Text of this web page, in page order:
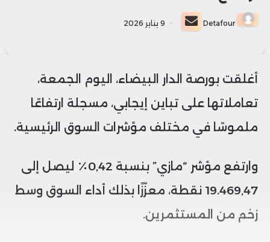
Detafour
أرسل
بريدا
9 يناير 2026
أغلقت بورصة الدار البيضاء، اليوم الجمعة،
تعاملاتها على تباين إيجابي، مسجلة ارتفاعًا
ملموسًا في مختلف مؤشرات السوق الرئيسية.
وارتفع مؤشر “مازي” بنسبة 0,42٪ ليصل إلى
19.469,47 نقطة، معزّزًا بذلك أداء السوق وسط
زخم من المستثمرين.